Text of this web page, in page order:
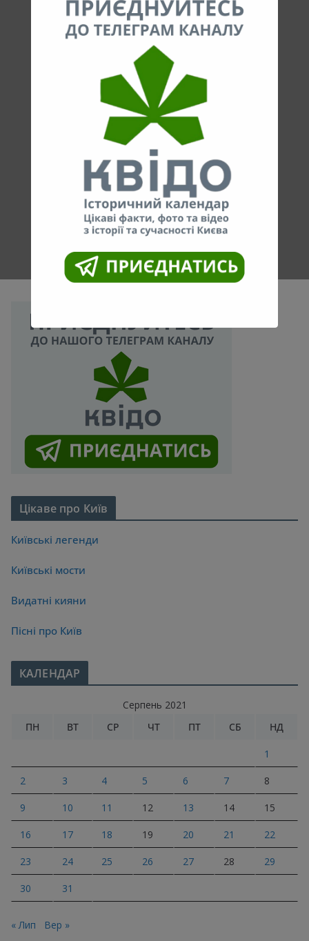
Цікаве про Київ
Київські легенди
Київські мости
Видатні кияни
Пісні про Київ
КАЛЕНДАР
Серпень 2021
ПН
ВТ СР ЧТ ПТ СБ НД
1
2 3 4 5 6 7 8
9 10 11 12 13 14 15
16 17 18 19 20 21 22
23 24 25 26 27 28 29
30 31
« Лип Вер »